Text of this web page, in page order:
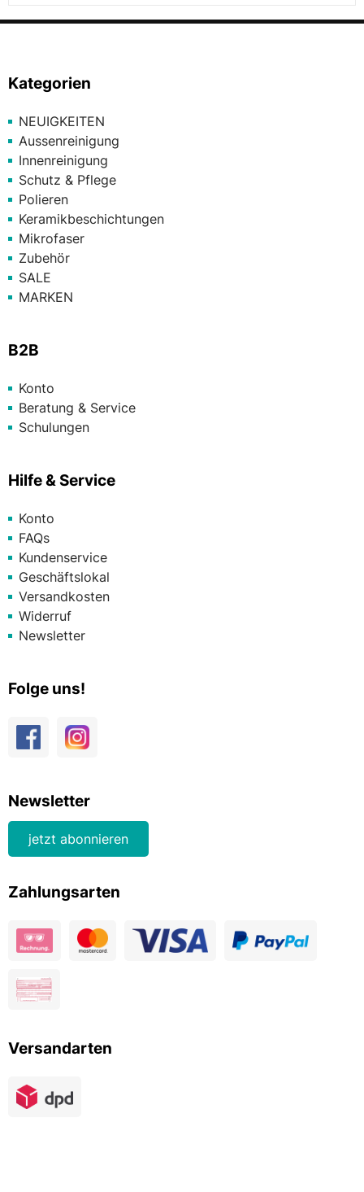
Kategorien
NEUIGKEITEN
Aussenreinigung
Innenreinigung
Schutz & Pflege
Polieren
Keramikbeschichtungen
Mikrofaser
Zubehör
SALE
MARKEN
B2B
Konto
Beratung & Service
Schulungen
Hilfe & Service
Konto
FAQs
Kundenservice
Geschäftslokal
Versandkosten
Widerruf
Newsletter
Folge uns!
Newsletter
jetzt abonnieren
Zahlungsarten
Versandarten